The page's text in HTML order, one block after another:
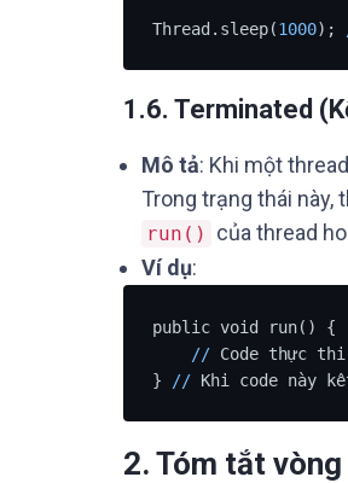
Thread.sleep(1000);
1.6. Terminated
Mô tả: Khi một
Trong trạng thái này,
run()
của thread
Ví dụ:
public void run() {
// Code thực thi
}
// Khi code này
2. Tóm tắt